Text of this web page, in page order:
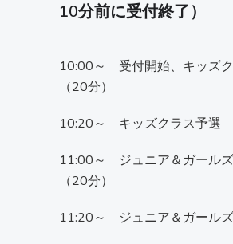
10分前に受付終了）
10:00～ 受付開始、キッズ
（20分）
10:20～ キッズクラス予選
11:00～ ジュニア＆ガール
（20分）
11:20～ ジュニア＆ガール